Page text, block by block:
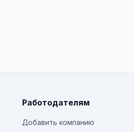
Работодателям
Добавить компанию